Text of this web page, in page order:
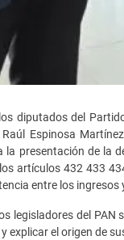
diputados del
Espinosa
la presentación de la
artículos 432 433
entre los
legisladores del
explicar el origen de